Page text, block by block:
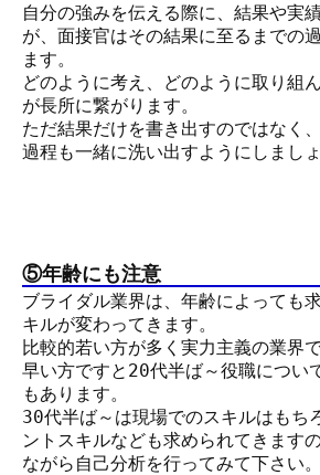
自分の強みを伝える際に、結果や実
が、面接官はその結果に至るまでの
ます。
どのように考え、どのように取り組
が長所に繋がります。
ただ結果だけを書き出すのではなく
過程も一緒に洗い出すようにしましょ
⑤年齢にも
ブライダル業界は、年齢によっても
キルが変わってきます。
比較的若い方が多く実力主義の業界
早い方ですと20代半ば～役職につい
もあります。
30代半ば～は現場でのスキルはもち
ントスキルなども求められてきます
ながら自己分析を行ってみて下さい。